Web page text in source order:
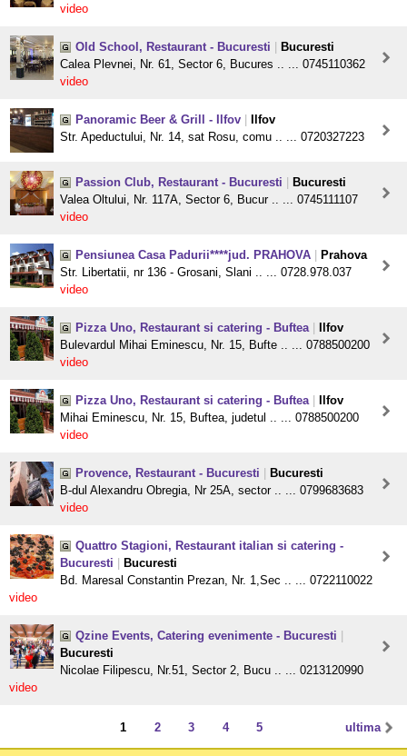
video
Old School, Restaurant - Bucuresti
Bucuresti
Calea Plevnei, Nr. 61, Sector 6, Bucures .. ... 0745110362
video
Panoramic Beer & Grill - Ilfov
Ilfov
Str. Apeductului, Nr. 14, sat Rosu, comu .. ... 0720327223
Passion Club, Restaurant - Bucuresti
Bucuresti
Valea Oltului, Nr. 117A, Sector 6, Bucur .. ... 0745111107
video
Pensiunea Casa Padurii****jud. PRAHOVA
Prahova
Str. Libertatii, nr 136 - Grosani, Slani .. ... 0728.978.037
video
Pizza Uno, Restaurant si catering - Buftea
Ilfov
Bulevardul Mihai Eminescu, Nr. 15, Bufte .. ... 0788500200
video
Pizza Uno, Restaurant si catering - Buftea
Ilfov
Mihai Eminescu, Nr. 15, Buftea, judetul .. ... 0788500200
video
Provence, Restaurant - Bucuresti
Bucuresti
B-dul Alexandru Obregia, Nr 25A, sector .. ... 0799683683
video
Quattro Stagioni, Restaurant italian si catering -
Bucuresti
Bucuresti
Bd. Maresal Constantin Prezan, Nr. 1,Sec .. ... 0722110022
video
Qzine Events, Catering evenimente - Bucuresti
Bucuresti
Nicolae Filipescu, Nr.51, Sector 2, Bucu .. ... 0213120990
video
ultima
1 2 3 4 5